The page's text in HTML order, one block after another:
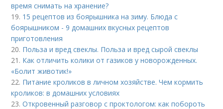
время снимать на хранение?
19. 15 рецептов из боярышника на зиму. Блюда с
боярышником - 9 домашних вкусных рецептов
приготовления
20. Польза и вред свеклы. Польза и вред сырой свеклы
21. Как отличить колики от газиков у новорожденных.
«Болит животик!»
22. Питание кроликов в личном хозяйстве. Чем кормить
кроликов: в домашних условиях
23.Откровенный разговор с проктологом: как побороть